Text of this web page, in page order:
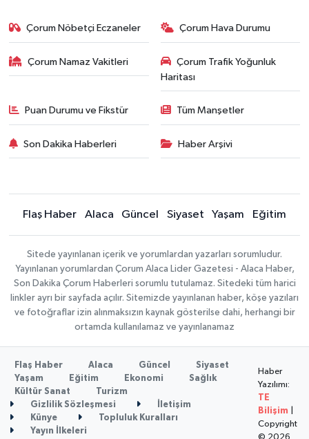
Çorum Nöbetçi Eczaneler Çorum Hava Durumu
Çorum Namaz Vakitleri
Çorum Trafik Yoğunluk
Haritası
Puan Durumu ve Fikstür Tüm Manşetler
Son Dakika Haberleri Haber Arşivi
Flaş Haber Alaca Güncel Siyaset Yaşam Eğitim
Sitede yayınlanan içerik ve yorumlardan yazarları sorumludur.
Yayınlanan yorumlardan Çorum Alaca Lider Gazetesi - Alaca Haber,
Son Dakika Çorum Haberleri sorumlu tutulamaz. Sitedeki tüm harici
linkler ayrı bir sayfada açılır. Sitemizde yayınlanan haber, köşe yazıları
ve fotoğraflar izin alınmaksızın kaynak gösterilse dahi, herhangi bir
ortamda kullanılamaz ve yayınlanamaz
Flaş Haber Alaca Güncel
Siyaset
Yaşam
Eğitim Ekonomi
Sağlık
Kültür Sanat
Turizm
Gizlilik Sözleşmesi
İletişim
Künye
Topluluk Kuralları
Yayın İlkeleri
Haber
Yazılımı:
TE
Bilişim
Copyright
© 2026